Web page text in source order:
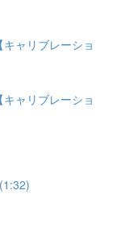
ャリブレーショ
ャリブレーショ